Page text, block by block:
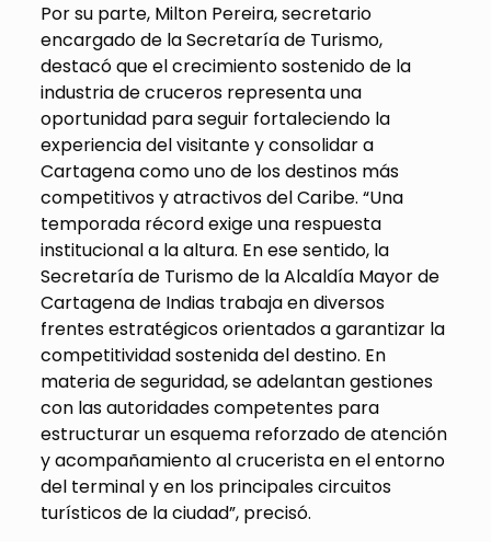
Por su parte, Milton Pereira, secretario
encargado de la Secretaría de Turismo,
destacó que el crecimiento sostenido de la
industria de cruceros representa una
oportunidad para seguir fortaleciendo la
experiencia del visitante y consolidar a
Cartagena como uno de los destinos más
competitivos y atractivos del Caribe. “Una
temporada récord exige una respuesta
institucional a la altura. En ese sentido, la
Secretaría de Turismo de la Alcaldía Mayor de
Cartagena de Indias trabaja en diversos
frentes estratégicos orientados a garantizar la
competitividad sostenida del destino. En
materia de seguridad, se adelantan gestiones
con las autoridades competentes para
estructurar un esquema reforzado de atención
y acompañamiento alcruceristaen el entorno
del terminal y en los principales circuitos
turísticos de la ciudad”, precisó.